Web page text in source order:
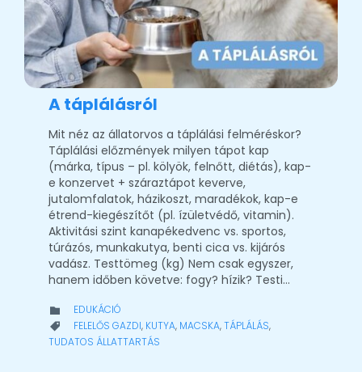
A táplálásról
Mit néz az állatorvos a táplálási felméréskor?
Táplálási előzmények milyen tápot kap
(márka, típus – pl. kölyök, felnőtt, diétás), kap-
e konzervet + száraztápot keverve,
jutalomfalatok, házikoszt, maradékok, kap-e
étrend-kiegészítőt (pl. ízületvédő, vitamin).
Aktivitási szint kanapékedvenc vs. sportos,
túrázós, munkakutya, benti cica vs. kijárós
vadász. Testtömeg (kg) Nem csak egyszer,
hanem időben követve: fogy? hízik? Testi…
 CATEGORY
EDUKÁCIÓ
 CATEGORY
FELELŐS GAZDI, KUTYA, MACSKA,TÁPLÁLÁS,
TUDATOS ÁLLATTARTÁS